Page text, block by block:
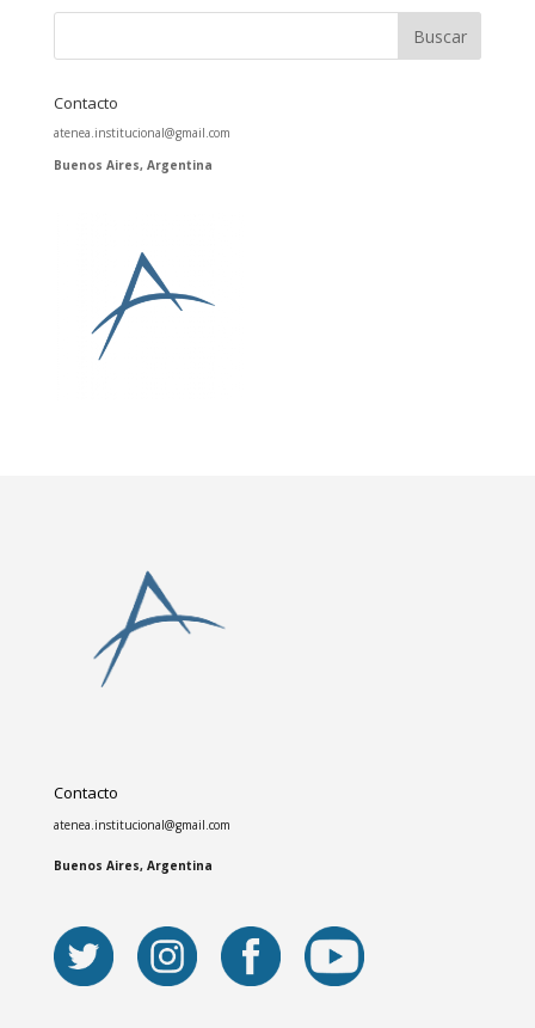
Contacto
atenea.institucional@gmail.com
Buenos Aires, Argentina
Contacto
atenea.institucional@gmail.com
Buenos Aires, Argentina